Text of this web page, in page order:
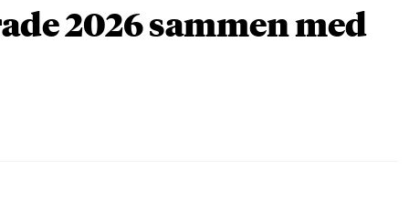
2026 sammen med